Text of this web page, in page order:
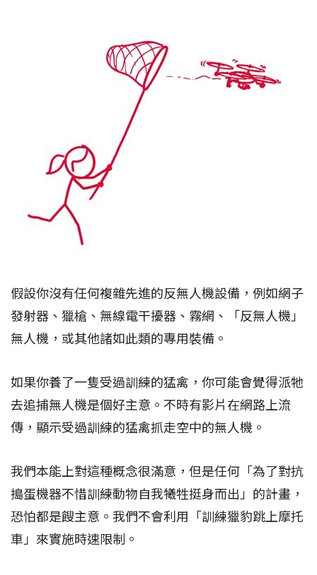
假設你沒有任何複雜先進的反無人機設備，例如網子
發射器、獵槍、無線電干擾器、霧網、「反無人機」
無人機，或其他諸如此類的專用裝備。
如果你養了一隻受過訓練的猛禽，你可能會覺得派牠
去追捕無人機是個好主意。不時有影片在網路上流
傳，顯示受過訓練的猛禽抓走空中的無人機。
我們本能上對這種概念很滿意，但是任何「為了對抗
搗蛋機器不惜訓練動物自我犧牲挺身而出」的計畫，
恐怕都是餿主意。我們不會利用「訓練獵豹跳上摩托
車」來實施時速限制。